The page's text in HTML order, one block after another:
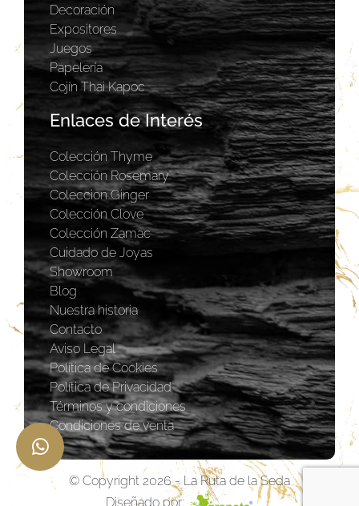
Decoración
Expositores
Juegos
Papelería
Cojín Thai Kapoc
Enlaces de Interés
Colección Thyme
Colección Rosemary
Coleccion Ginger
Colección Clove
Colección Zamac
Cuidado de Joyas
Showroom
Blog
Nuestra historia
Contacto
Aviso Legal
Política de Cookies
Política de Privacidad
Términos y condiciones
Condiciones de venta
© Copyright 2026 - La Ruta de la Seda
Diseñado por: